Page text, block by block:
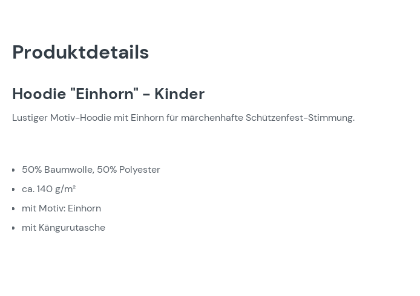
Produktdetails
Hoodie "Einhorn" - Kinder
Lustiger Motiv-Hoodie mit Einhorn für märchenhafte Schützenfest-Stimmung.
50% Baumwolle, 50% Polyester
ca. 140 g/m²
mit Motiv: Einhorn
mit Kängurutasche